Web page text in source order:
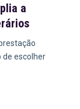
a
de escolher